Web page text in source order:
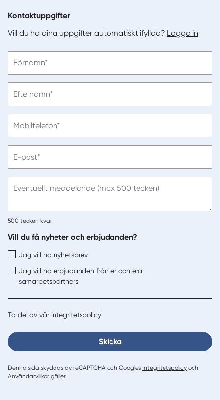
Kontaktuppgifter
Vill du ha dina uppgifter automatiskt ifyllda? Logga in
ange
Förnamn*
ange
Efternamn*
ange
Mobiltelefon*
ange
post
E-post*
Eventuellt meddelande (max 500 tecken)
500 tecken kvar
Vill du få nyheter och erbjudanden?
Jag vill ha nyhetsbrev
Jag vill ha erbjudanden från er och era
samarbetspartners
Ta del av vår integritetspolicy
Skicka
Denna sida skyddas av reCAPTCHA och Googles Integritetspolicy och
Användarvillkor gäller.